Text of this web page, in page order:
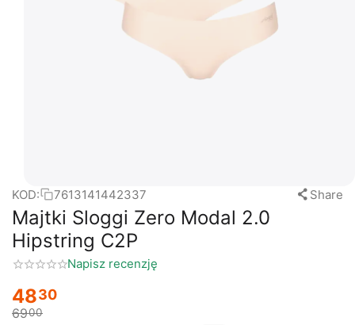
KOD: 7613141442337 Share
Majtki Sloggi Zero Modal 2.0
Hipstring C2P
Napisz recenzję
4830
6900